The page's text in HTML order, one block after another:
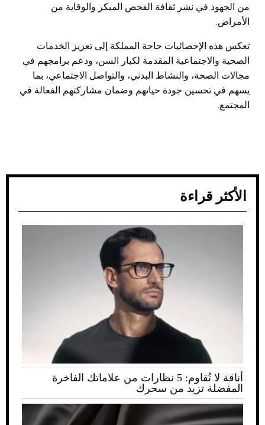
من الجهود في نشر ثقافة الفحص المبكر والوقاية من
الأمراض.
تعكس هذه الإحصائيات حاجة المملكة إلى تعزيز الخدمات
الصحية والاجتماعية المقدمة لكبار السن، ودعم برامجهم في
مجالات الصحة، والنشاط البدني، والتواصل الاجتماعي، بما
يسهم في تحسين جودة حياتهم وضمان مشاركتهم الفعالة في
المجتمع.
الأكثر قراءة
أناقة لا تُقاوم: 5 نظارات من علاماتك الفاخرة
المفضلة تزيد من سحرك